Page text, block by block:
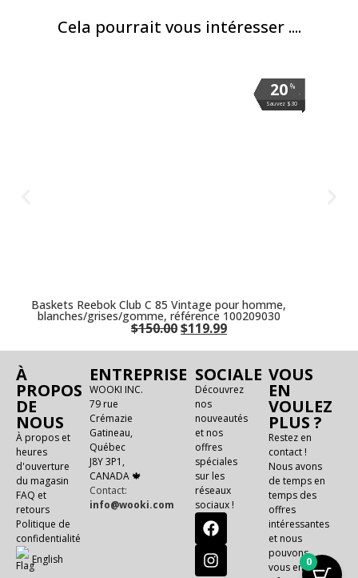
Cela pourrait vous intéresser ....
%
.
20
Sauvez $30
%
.
20
Sauvez $30
%
.
20
Sauvez $30
%
.
20
Sauvez $30
%
.
20
Sauvez $30
%
.
20
Sauvez $30
%
.
20
Sauvez $30
%
.
20
Sauvez $30
%
.
20
Sauvez $30
%
.
20
Sauvez $30
Baskets Reebok Club C 85 Vintage pour homme,
blanches/grises/gomme, référence 100209030
$150.00$119.99
À
PROPOS
DE
NOUS
À propos et
heures
d'ouverture
du magasin
FAQ et
retours
Politique de
confidentialité
English
ENTREPRISE
WOOKI INC.
79 rue
Crémazie
Gatineau,
Québec
J8Y 3P1,
CANADA 🍁
Contact:
info@wooki.com
SOCIALE
Découvrez
nos
nouveautés
et nos
offres
spéciales
sur les
réseaux
sociaux !
VOUS
EN
VOULEZ
PLUS ?
Restez en
contact !
Nous avons
de temps en
temps des
offres
intéressantes
et nous
pouvons
vous en 0